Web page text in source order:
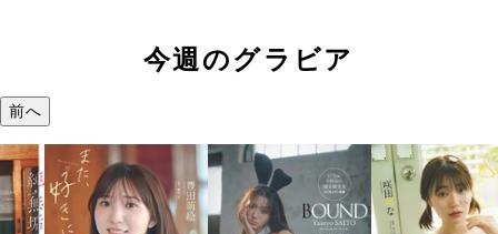
今週のグラビア
前へ